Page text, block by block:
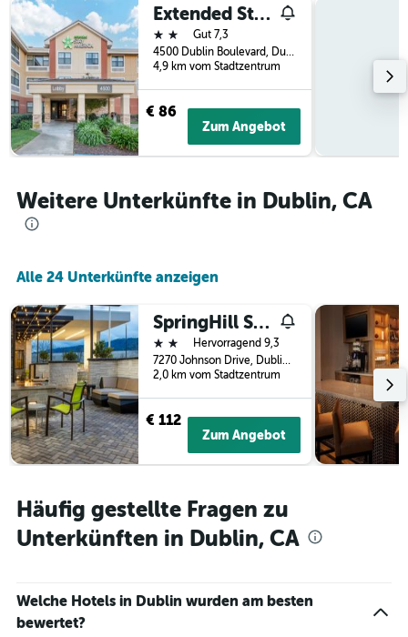
Anzahl
der
Tage
vor
dem
Aufenthalt
anzeigt
Das
Diagramm
Y-
Achse,
die
durchschnittlichen
Zimmerpreis
anzeigt
Extended Stay America Suites - Dublin - Hacienda Dr
2 SterneGut 7,3
4500 Dublin Boulevard, Dublin, CA, USA
4,9 km vom Stadtzentrum
€ 86
Zum Angebot
Weitere Unterkünfte in Dublin, CA
Alle 24 Unterkünfte anzeigen
SpringHill Suites by Marriott Pleasanton
2 SterneHervorragend 9,3
7270 Johnson Drive, Dublin, CA, USA
2,0 km vom Stadtzentrum
€ 112
Zum Angebot
Häufig gestellte Fragen zu
Unterkünften in Dublin, CA
Welche Hotels in Dublin wurden am besten
bewertet?